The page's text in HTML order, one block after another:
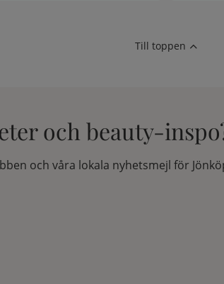
Till toppen
och beauty-
och våra lokala nyhetsmejl för